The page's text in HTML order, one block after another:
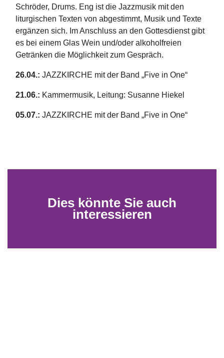
Schröder, Drums. Eng ist die Jazzmusik mit den
liturgischen Texten von abgestimmt, Musik und Texte
ergänzen sich. Im Anschluss an den Gottesdienst gibt
es bei einem Glas Wein und/oder alkoholfreien
Getränken die Möglichkeit zum Gespräch.
26.04.: JAZZKIRCHE mit der Band „Five in One“
21.06.: Kammermusik, Leitung: Susanne Hiekel
05.07.: JAZZKIRCHE mit der Band „Five in One“
Dies könnte Sie auch
interessieren